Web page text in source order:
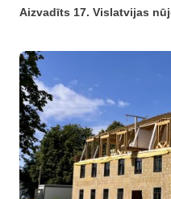
Aizvadīts 17. Vislatvijas